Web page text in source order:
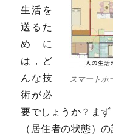
スマートホ
生活を
送るた
めに
は，ど
んな技
術が必
要でしょうか？ま
（居住者の状態）